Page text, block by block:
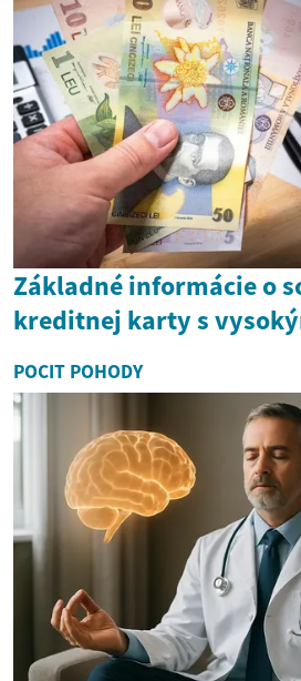
Základné informácie o
kreditnej karty s
POCIT POHODY